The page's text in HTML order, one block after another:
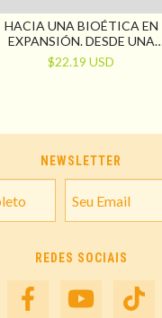
HACIA UNA BIOÉTICA EN
EXPANSIÓN. DESDE UNA
PERSPECTIVA DE DERECHOS
HUMANOS Y DE GÉNERO
$22.19 USD
NEWSLETTER
REDES SOCIAIS